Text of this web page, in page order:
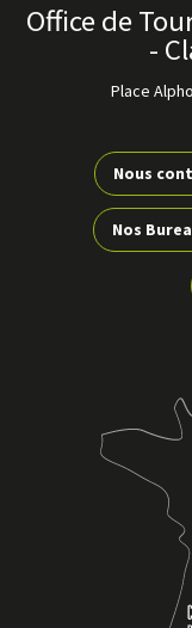
Office de
-
Place
Nous
Nos